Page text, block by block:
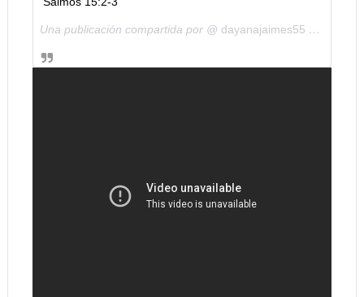
Una publicación compartida por @ dayanajaimes55